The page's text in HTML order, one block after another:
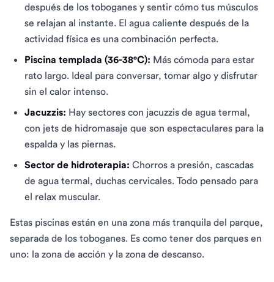
después de los toboganes y sentir cómo tus músculos
se relajan al instante. El agua caliente después de la
actividad física es una combinación perfecta.
Piscina templada (36-38°C): Más cómoda para estar
rato largo. Ideal para conversar, tomar algo y disfrutar
sin el calor intenso.
Jacuzzis: Hay sectores con jacuzzis de agua termal,
con jets de hidromasaje que son espectaculares para la
espalda y las piernas.
Sector de hidroterapia: Chorros a presión, cascadas
de agua termal, duchas cervicales. Todo pensado para
el relax muscular.
Estas piscinas están en una zona más tranquila del parque,
separada de los toboganes. Es como tener dos parques en
uno: la zona de acción y la zona de descanso.